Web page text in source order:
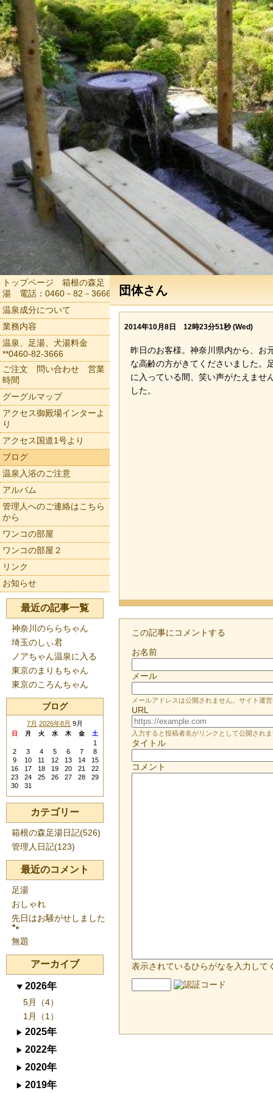
団体さん
2014年10月8日 12時23分51秒 (Wed)
昨日のお客様。神奈川県内から、お
な高齢の方がきてくださいました。
に入っている間、笑い声がたえませ
した。
この記事にコメントする
お名前
メール
メールアドレスは公開されません。サイト運
URL
入力すると投稿者名がリンクとして公開され
タイトル
コメント
表示されているひらがなを入力して
トップページ 箱根の森足
湯 電話：0460－82－3666
温泉成分について
業務内容
温泉、足湯、犬湯料金
**0460-82-3666
ご注文 問い合わせ 営業
時間
グーグルマップ
アクセス御殿場インターよ
り
アクセス国道1号より
ブログ
温泉入浴のご注意
アルバム
管理人へのご連絡はこちら
から
ワンコの部屋
ワンコの部屋２
リンク
お知らせ
最近の記事一覧
神奈川のららちゃん
埼玉のしぃ君
ノアちゃん温泉に入る
東京のまりもちゃん
東京のころんちゃん
ブログ
7月 2026年8月 9月
日 月 火 水 木 金 土
1
2
3 4 5 6 7
8
9
10 11 12 13 14
15
16
17 18 19 20 21
22
23
24 25 26 27 28
29
30
31
カテゴリー
箱根の森足湯日記(526)
管理人日記(123)
最近のコメント
足湯
おしゃれ
先日はお騒がせしました
🐾
無題
アーカイブ
2026年
5月（4）
1月（1）
2025年
2022年
2020年
2019年